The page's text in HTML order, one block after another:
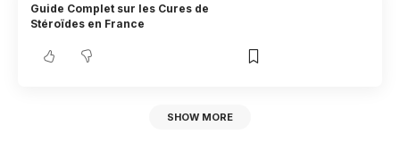
Guide Complet sur les Cures de
Stéroïdes en France
SHOW MORE